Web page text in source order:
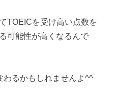
TOEICを受け高い点数を
可能性が高くなるんで
わるかもしれませんよ^^